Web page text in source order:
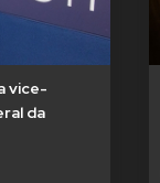
vice-
da